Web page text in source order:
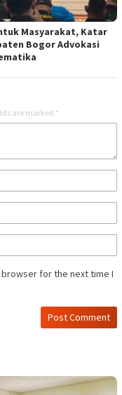
Masyarakat, Katar
Bogor Advokasi
are marked *
for the next time I